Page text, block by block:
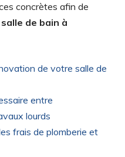
concrètes afin de
de bain à
de votre salle de
entre
lourds
frais de plomberie et